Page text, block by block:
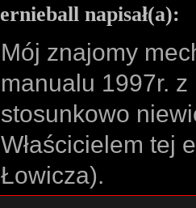
ernieball napisał(a):
Mój znajomy
manualu 1997r.
stosunkowo
Właścicielem tej
Łowicza).